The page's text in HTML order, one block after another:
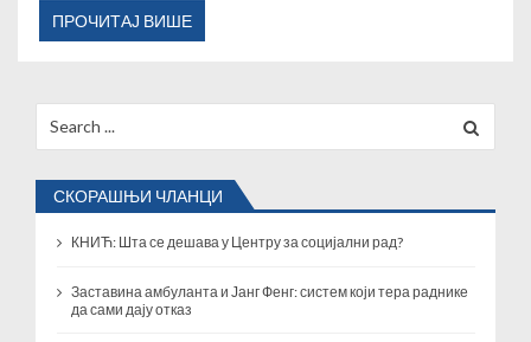
ПРОЧИТАЈ ВИШЕ
for:
СКОРАШЊИ ЧЛАНЦИ
КНИЋ: Шта се дешава у Центру за социјални рад?
Заставина амбуланта и Јанг Фенг: систем који тера раднике
да сами дају отказ